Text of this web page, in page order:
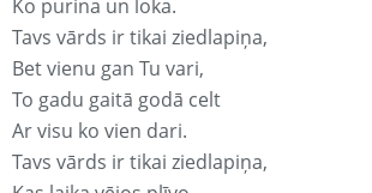
Ko purina un loka.
Tavs vārds ir tikai ziedlapiņa,
Bet vienu gan Tu vari,
To gadu gaitā godā celt
Ar visu ko vien dari.
Tavs vārds ir tikai ziedlapiņa,